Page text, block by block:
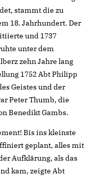
stammt die zu
18. Jahrhundert. Der
und 1737
unter dem
zehn Jahre lang
1752 Abt Philipp
Geistes und der
Peter Thumb, die
Benedikt Gambs.
Bis ins kleinste
geplant, alles mit
Aufklärung, als das
kam, zeigte Abt